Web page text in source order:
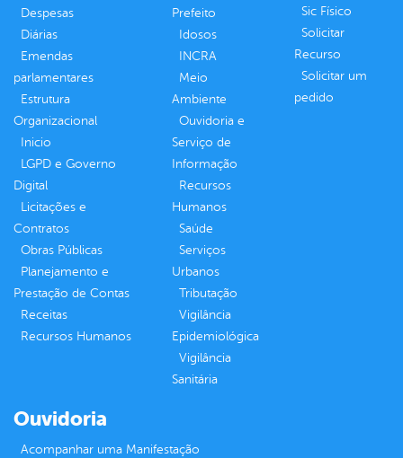
Despesas
Diárias
Emendas
parlamentares
Estrutura
Organizacional
Inicio
LGPD e Governo
Digital
Licitações e
Contratos
Obras Públicas
Planejamento e
Prestação de Contas
Receitas
Recursos Humanos
Prefeito
Idosos
INCRA
Meio
Ambiente
Ouvidoria e
Serviço de
Informação
Recursos
Humanos
Saúde
Serviços
Urbanos
Tributação
Vigilância
Epidemiológica
Vigilância
Sanitária
Sic Físico
Solicitar
Recurso
Solicitar um
pedido
Ouvidoria
Acompanhar uma Manifestação